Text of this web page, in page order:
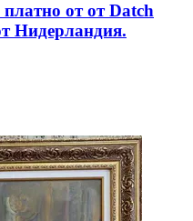
от от Datch
Нидерландия.